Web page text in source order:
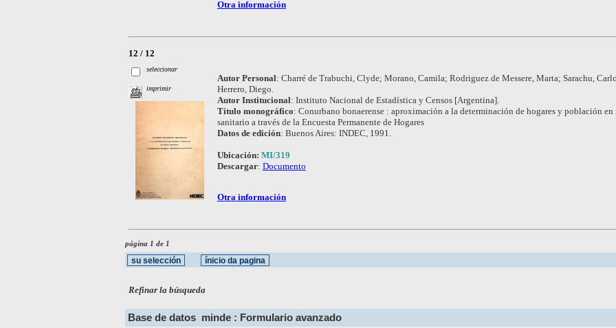
Otra información
12 / 12
seleccionar
imprimir
Autor Personal: Charré de Trabuchi, Clyde; Morano, Camila; Rodriguez de Messere, Marta; Sarachu,
Herrero, Diego.
Autor Institucional: Instituto Nacional de Estadística y Censos [Argentina].
Título monográfico: Conurbano bonaerense : aproximación a la determinación de hogares y población en
sanitario a través de la Encuesta Permanente de Hogares
Datos de edición: Buenos Aires: INDEC, 1991.
Ubicación: MI/319
Descargar: Documento
Otra información
página 1 de 1
Refinar la búsqueda
Base de datos minde : Formulario avanzado